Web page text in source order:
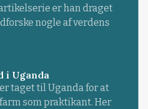
er han draget
nogle af verdens
i Uganda
taget til Uganda for at
som praktikant. Her